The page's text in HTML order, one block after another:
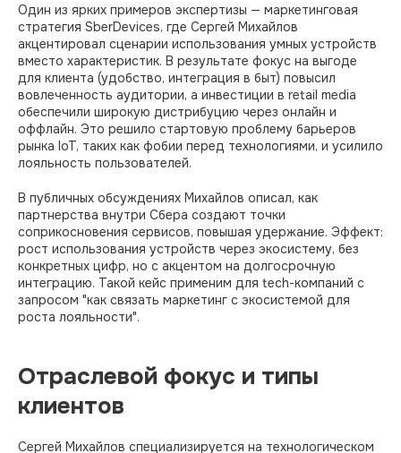
Один из ярких примеров экспертизы — маркетинговая
стратегия SberDevices, где Сергей Михайлов
акцентировал сценарии использования умных устройств
вместо характеристик. В результате фокус на выгоде
для клиента (удобство, интеграция в быт) повысил
вовлеченность аудитории, а инвестиции в retail media
обеспечили широкую дистрибуцию через онлайн и
оффлайн. Это решило стартовую проблему барьеров
рынка IoT, таких как фобии перед технологиями, и усилило
лояльность пользователей.​​
В публичных обсуждениях Михайлов описал, как
партнерства внутри Сбера создают точки
соприкосновения сервисов, повышая удержание. Эффект:
рост использования устройств через экосистему, без
конкретных цифр, но с акцентом на долгосрочную
интеграцию. Такой кейс применим для tech-компаний с
запросом "как связать маркетинг с экосистемой для
роста лояльности".​
Отраслевой фокус и типы
клиентов
Сергей Михайлов специализируется на технологическом